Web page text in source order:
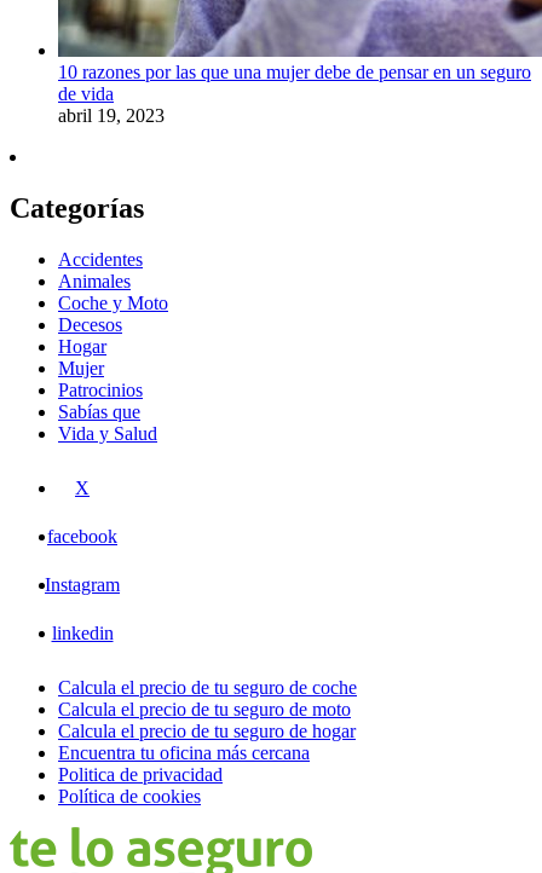
10 razones por las que una mujer debe de pensar en un seguro
de vida
abril 19, 2023
Categorías
Accidentes
Animales
Coche y Moto
Decesos
Hogar
Mujer
Patrocinios
Sabías que
Vida y Salud
X
facebook
Instagram
linkedin
Calcula el precio de tu seguro de coche
Calcula el precio de tu seguro de moto
Calcula el precio de tu seguro de hogar
Encuentra tu oficina más cercana
Politica de privacidad
Política de cookies